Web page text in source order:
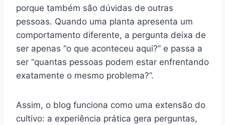
porque também são dúvidas de outras
pessoas. Quando uma planta apresenta um
comportamento diferente, a pergunta deixa de
ser apenas “o que aconteceu aqui?” e passa a
ser “quantas pessoas podem estar enfrentando
exatamente o mesmo problema?”.
Assim, o blog funciona como uma extensão do
cultivo: a experiência prática gera perguntas,